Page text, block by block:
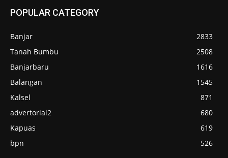
POPULAR CATEGORY
Banjar
2833
Tanah Bumbu
2508
Banjarbaru
1616
Balangan
1545
Kalsel
871
advertorial2
680
Kapuas
619
bpn
526